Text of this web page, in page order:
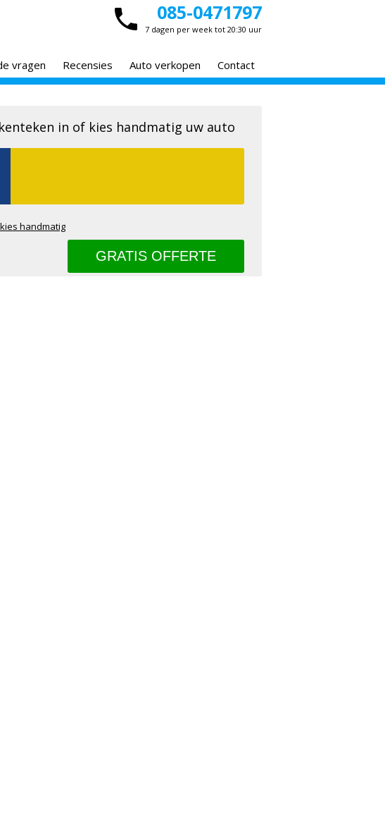
085-0471797
7 dagen per week tot 20:30 uur
vragen Recensies Auto verkopen Contact
in of kies handmatig uw auto
handmatig